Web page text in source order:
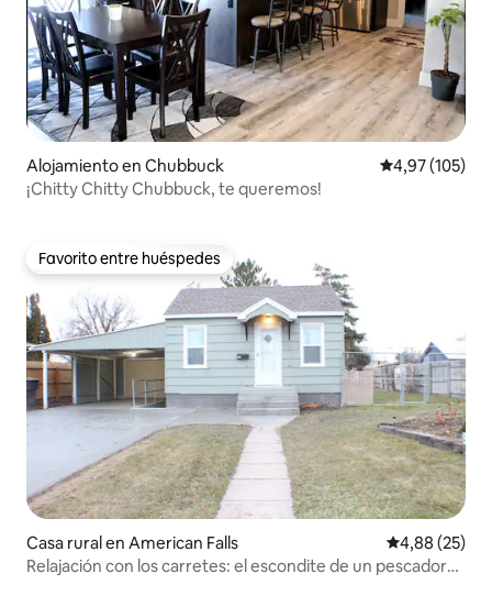
Alojamiento en Chubbuck Calificación
4,97 (105)
¡Chitty Chitty Chubbuck, te queremos!
Favorito entre huéspedes
Favorito entre huéspedes
Casa rural en American Falls Calificación
4,88 (25)
Relajación con los carretes: el escondite de un pescador